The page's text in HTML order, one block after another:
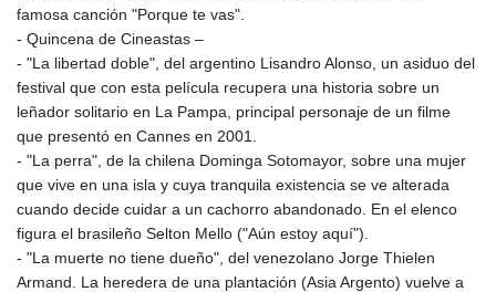
famosa canción "Porque te vas".
- Quincena de Cineastas –
- "La libertad doble", del argentino Lisandro Alonso, un asiduo del
festival que con esta película recupera una historia sobre un
leñador solitario en La Pampa, principal personaje de un filme
que presentó en Cannes en 2001.
- "La perra", de la chilena Dominga Sotomayor, sobre una mujer
que vive en una isla y cuya tranquila existencia se ve alterada
cuando decide cuidar a un cachorro abandonado. En el elenco
figura el brasileño Selton Mello ("Aún estoy aquí").
- "La muerte no tiene dueño", del venezolano Jorge Thielen
Armand. La heredera de una plantación (Asia Argento) vuelve a